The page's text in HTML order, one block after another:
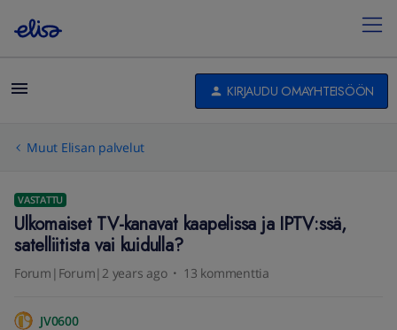
KIRJAUDU OMAYHTEISÖÖN
Muut Elisan palvelut
VASTATTU
Ulkomaiset TV-kanavat kaapelissa ja IPTV:ssä,
satelliitista vai kuidulla?
Forum|Forum|2 years ago 13 kommenttia
JV0600